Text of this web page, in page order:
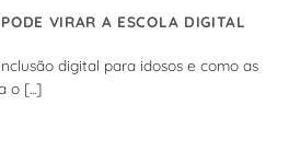
VIRAR A ESCOLA DIGITAL
digital para idosos e como as
o [...]